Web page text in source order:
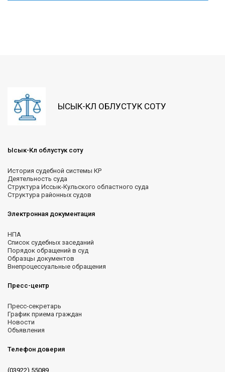
ЫСЫК-КӨЛ ОБЛУСТУК СОТУ
Ысык-Көл облустук соту
История судебной системы КР
Деятельность суда
Структура Иссык-Кульского областного суда
Структура районных судов
Электронная документация
НПА
Список судебных заседаний
Порядок обращений в суд
Образцы документов
Внепроцессуальные обращения
Пресс-центр
Пресс-секретарь
График приема граждан
Новости
Объявления
Телефон доверия
(03922) 55089